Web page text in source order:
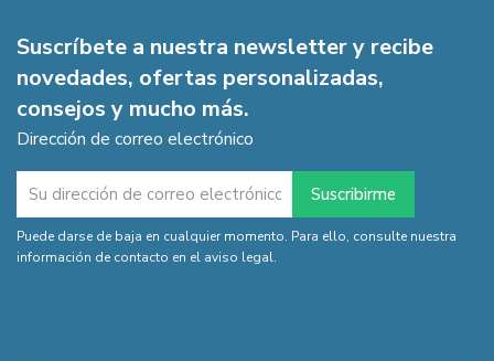
Suscríbete a nuestra newsletter y recibe
novedades, ofertas personalizadas,
consejos y mucho más.
Dirección de correo electrónico
Puede darse de baja en cualquier momento. Para ello, consulte nuestra
información de contacto en el aviso legal.